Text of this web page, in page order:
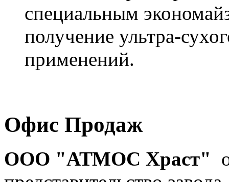
специальным
получение ультра-
применений.
Офис Продаж
ООО "АТМОС Храст"